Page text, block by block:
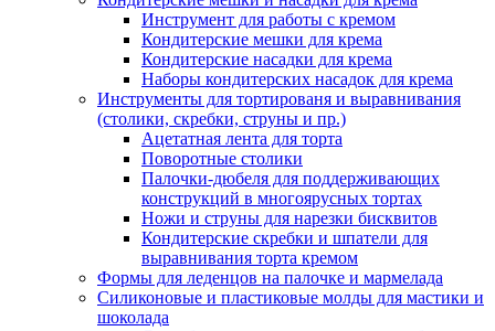
Инструмент для работы с кремом
Кондитерские мешки для крема
Кондитерские насадки для крема
Наборы кондитерских насадок для крема
Инструменты для тортированя и выравнивания
(столики, скребки, струны и пр.)
Ацетатная лента для торта
Поворотные столики
Палочки-дюбеля для поддерживающих
конструкций в многоярусных тортах
Ножи и струны для нарезки бисквитов
Кондитерские скребки и шпатели для
выравнивания торта кремом
Формы для леденцов на палочке и мармелада
Силиконовые и пластиковые молды для мастики и
шоколада